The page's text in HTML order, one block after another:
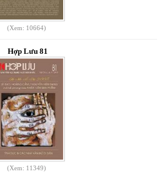
(Xem: 10664)
Hợp Lưu 81
(Xem: 11349)